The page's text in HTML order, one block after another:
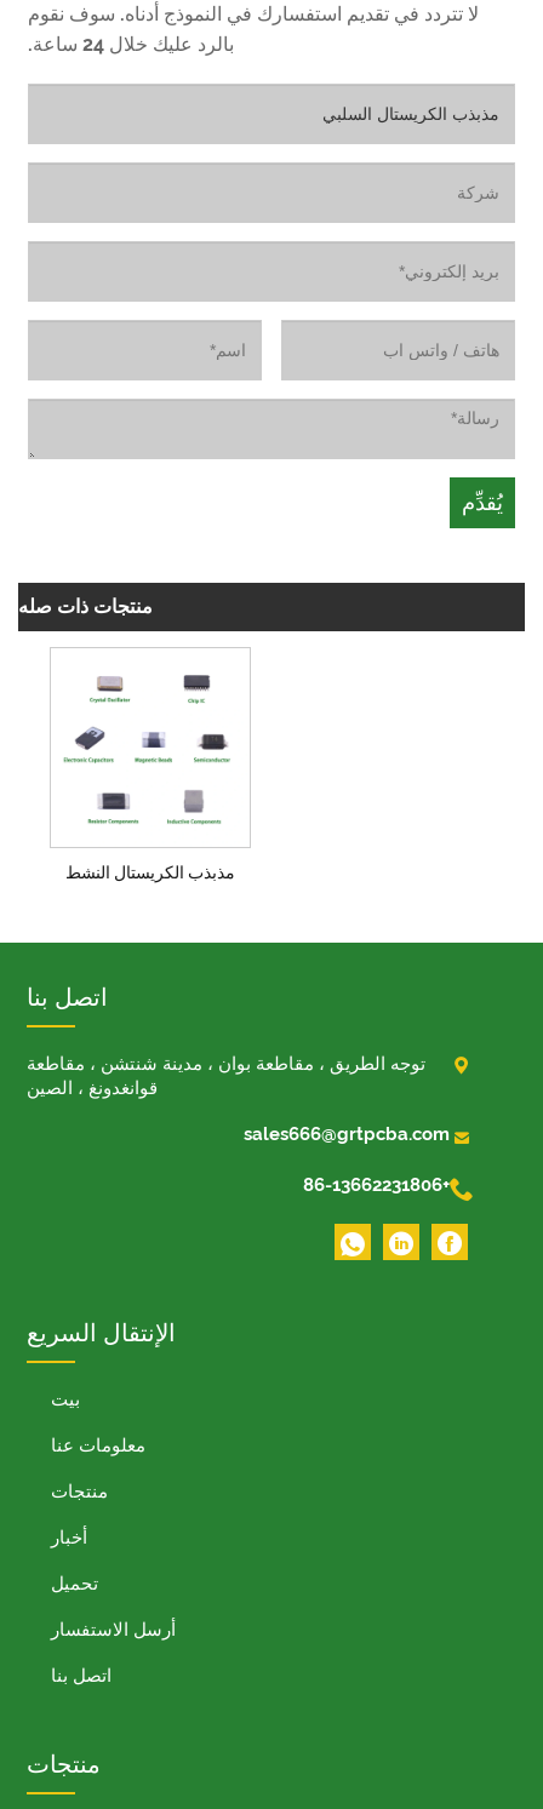
لا تتردد في تقديم استفسارك في النموذج أدناه. سوف نقوم
بالرد عليك خلال 24 ساعة.
منتجات ذات صله
مذبذب الكريستال النشط
اتصل بنا
توجه الطريق ، مقاطعة بوان ، مدينة شنتشن ، مقاطعة
قوانغدونغ ، الصين
sales666@grtpcba.com
الإنتقال السريع
معلومات عنا
أرسل الاستفسار
منتجات